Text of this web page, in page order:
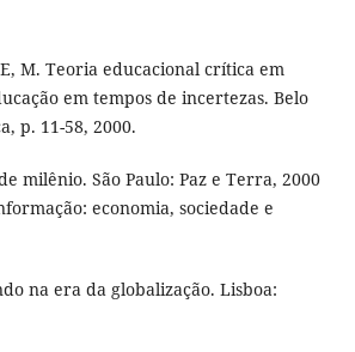
M. Teoria educacional crítica em
em tempos de incertezas. Belo
p. 11-58, 2000.
milênio. São Paulo: Paz e Terra, 2000
economia, sociedade e
na era da globalização. Lisboa: